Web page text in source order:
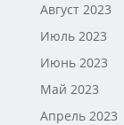
Август 2023
Июль 2023
Июнь 2023
Май 2023
Апрель 2023